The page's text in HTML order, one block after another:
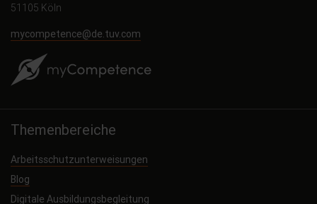
51105 Köln
mycompetence@de.tuv.com
Themenbereiche
Arbeitsschutzunterweisungen
Blog
Digitale Ausbildungsbegleitung